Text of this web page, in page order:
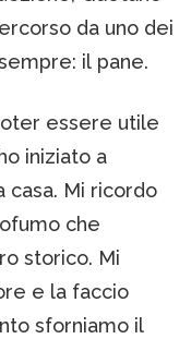
da uno dei
il pane.
essere utile
iniziato a
casa. Mi ricordo
che
storico. Mi
e la faccio
sforniamo il